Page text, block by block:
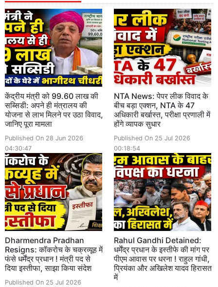
केंद्रीय मंत्री को 99.60 लाख की
सब्सिडी: अपने ही मंत्रालय की
योजना से लाभ मिलने पर उठा विवाद,
जानिए पूरा मामला
Published On 28 Jun 2026
04:30:47
NTA News: पेपर लीक विवाद के
बीच बड़ा एक्शन, NTA के 47
अधिकारी बर्खास्त, परीक्षा प्रणाली में
होंगे व्यापक सुधार
Published On 25 Jul 2026
00:18:54
Dharmendra Pradhan
Resigns: कॉकरोच के चक्रव्यूह में
फंसे धर्मेंद्र प्रधान ! मंत्री पद से
दिया इस्तीफा, साझा किया संदेश
Published On 25 Jul 2026
Rahul Gandhi Detained:
धर्मेंद्र प्रधान के इस्तीफे की मांग पर
पीएम आवास पर धरना ! राहुल गांधी,
प्रियंका और अखिलेश यादव हिरासत
में